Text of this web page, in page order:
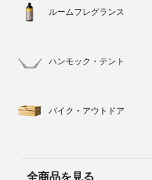
ルームフレグランス
ハンモック・テント
バイク・アウトドア
全商品を見る